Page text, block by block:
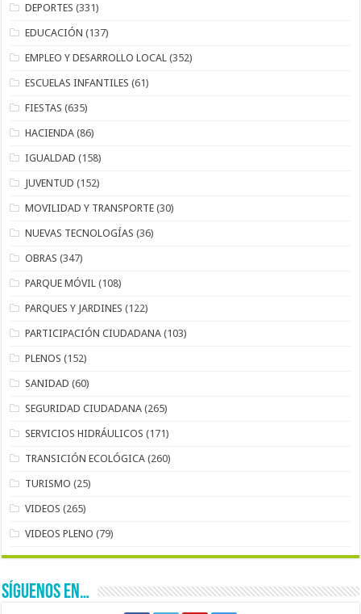
DEPORTES (331)
EDUCACIÓN (137)
EMPLEO Y DESARROLLO LOCAL (352)
ESCUELAS INFANTILES (61)
FIESTAS (635)
HACIENDA (86)
IGUALDAD (158)
JUVENTUD (152)
MOVILIDAD Y TRANSPORTE (30)
NUEVAS TECNOLOGÍAS (36)
OBRAS (347)
PARQUE MÓVIL (108)
PARQUES Y JARDINES (122)
PARTICIPACIÓN CIUDADANA (103)
PLENOS (152)
SANIDAD (60)
SEGURIDAD CIUDADANA (265)
SERVICIOS HIDRÁULICOS (171)
TRANSICIÓN ECOLÓGICA (260)
TURISMO (25)
VIDEOS (265)
VIDEOS PLENO (79)
SÍGUENOS EN…